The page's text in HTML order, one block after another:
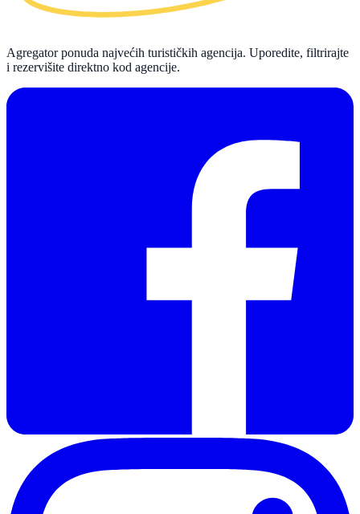
Agregator ponuda najvećih turističkih agencija. Uporedite, filtrirajte
i rezervišite direktno kod agencije.